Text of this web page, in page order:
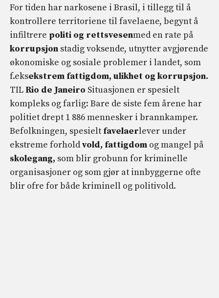
For tiden har narkosene i Brasil, i tillegg til å
kontrollere territoriene til favelaene, begynt å
infiltrere politi og rettsvesenmed en rate på
korrupsjon stadig voksende, utnytter avgjørende
økonomiske og sosiale problemer i landet, som
f.eksekstrem fattigdom, ulikhet og korrupsjon.
TIL Rio de Janeiro Situasjonen er spesielt
kompleks og farlig: Bare de siste fem årene har
politiet drept 1 886 mennesker i brannkamper.
Befolkningen, spesielt favelaerlever under
ekstreme forholdvold, fattigdom og mangel på
skolegang, som blir grobunn for kriminelle
organisasjoner og som gjør at innbyggerne ofte
blir ofre for både kriminell og politivold.